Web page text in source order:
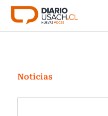
Click acá para ir
Investigación
Cultura
Noticias